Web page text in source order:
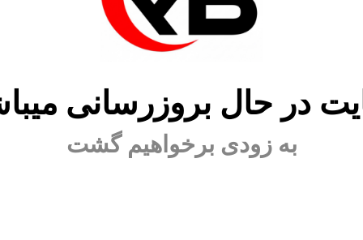
در حال بروزرسانی
به زودی برخواهیم گشت